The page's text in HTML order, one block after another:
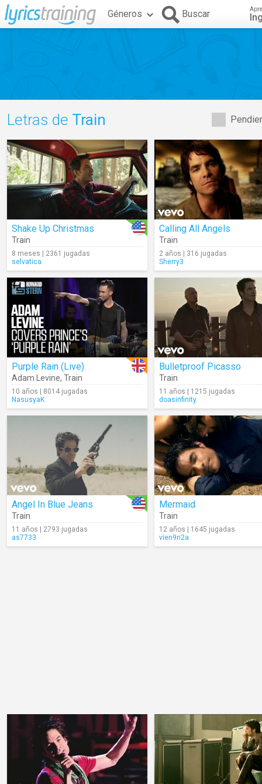
Géneros Buscar
Letras de Train
Shake Up Christmas
Train
8 meses | 2361 jugadas
selvatica
Calling All Angels
Train
2 años | 316 jugadas
Sherry3
Purple Rain (Live)
Adam Levine, Train
10 años | 8014 jugadas
NasusyaK
Bulletproof Picasso
Train
11 años | 1215 jugadas
doasinfinity
Angel In Blue Jeans
Train
11 años | 2793 jugadas
as7733
Mermaid
Train
12 años | 1645 jugadas
vien9n2a